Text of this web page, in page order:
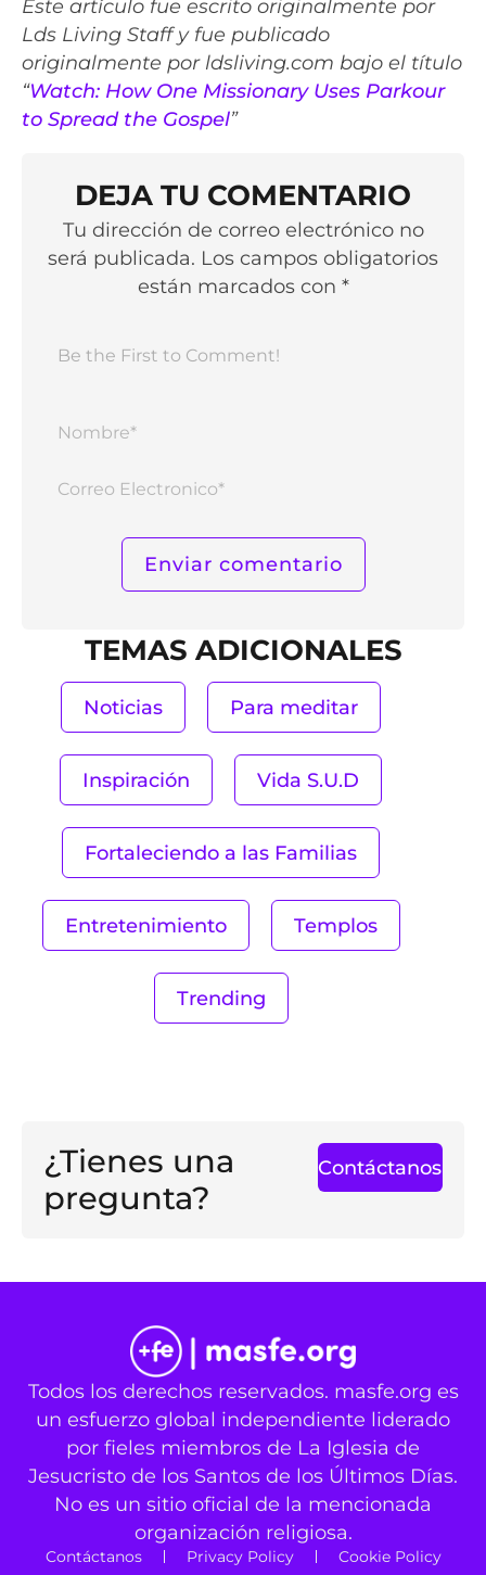
Este artículo fue escrito originalmente por
Lds Living Staff y fue publicado
originalmente por ldsliving.com bajo el título
“Watch: How One Missionary Uses Parkour
to Spread the Gospel”
DEJA TU COMENTARIO
Tu dirección de correo electrónico no
será publicada. Los campos obligatorios
están marcados con *
TEMAS ADICIONALES
Noticias Para meditar
Inspiración Vida S.U.D
Fortaleciendo a las Familias
Entretenimiento Templos
Trending
¿Tienes una
pregunta?
Contáctanos
Todos los derechos reservados. masfe.org es
un esfuerzo global independiente liderado
por fieles miembros de La Iglesia de
Jesucristo de los Santos de los Últimos Días.
No es un sitio oficial de la mencionada
organización religiosa.
Contáctanos Privacy Policy Cookie Policy